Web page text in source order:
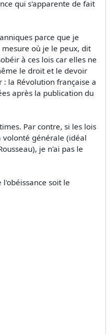
qui s'apparente de fait
parce que je
où je le peux, dit
à ces lois car elles ne
le droit et le devoir
la Révolution française a
après la publication du
Par contre, si les lois
volonté générale (idéal
je n'ai pas le
soit le